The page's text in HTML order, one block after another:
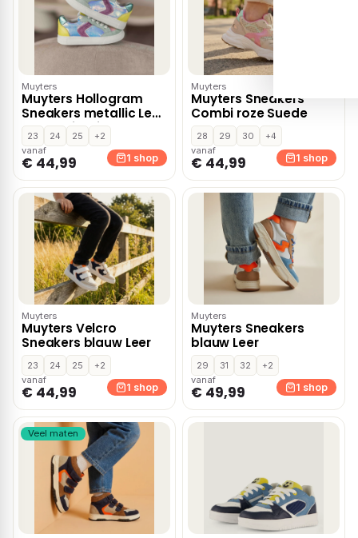
Muyters
Muyters Hollogram
Sneakers metallic Leer
– Combinatie
23 24 25
+2
vanaf
€ 44,99 1 shop
Muyters
Muyters Sneakers
Combi roze Suede
28 29 30
+4
vanaf
€ 44,99 1 shop
Muyters
Muyters Velcro
Sneakers blauw Leer
23 24 25
+2
vanaf
€ 44,99 1 shop
Muyters
Muyters Sneakers
blauw Leer
29 31 32
+2
vanaf
€ 49,99 1 shop
Veel maten